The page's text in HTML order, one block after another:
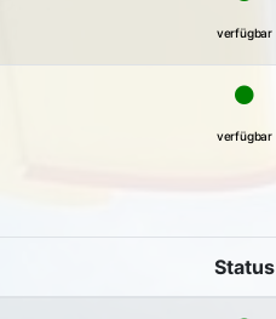
verfügbar
verfügbar
Status